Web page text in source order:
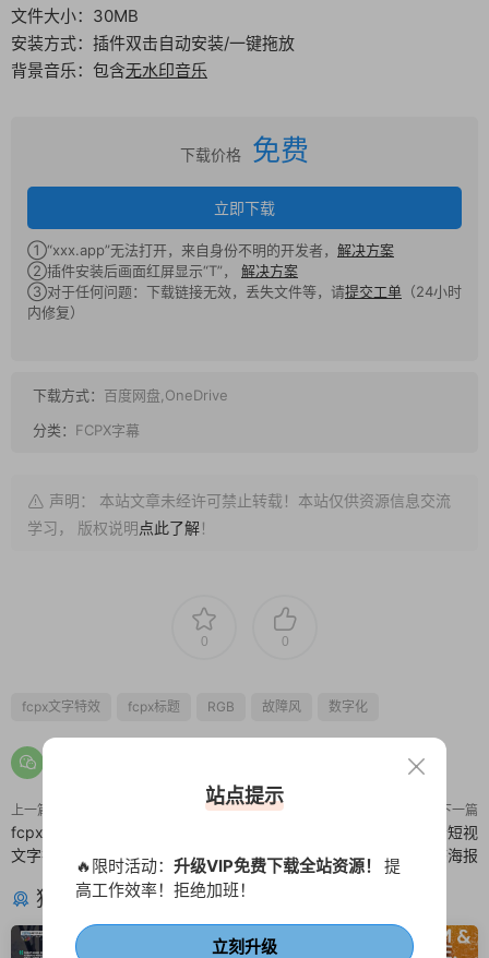
文件大小：30MB
安装方式：插件双击自动安装/一键拖放
背景音乐：包含无水印音乐
下载价格 免费
立即下载
①“xxx.app”无法打开，来自身份不明的开发者， 解决方案
②插件安装后画面红屏显示“T”， 解决方案
③对于任何问题：下载链接无效，丢失文件等，请提交工单 （24小时
内修复）
下载方式： 百度网盘,OneDrive
分类： FCPX字幕
声明： 本站文章未经许可禁止转载！本站仅供资源信息交流
学习， 版权说明点此了解！
0 0
fcpx文字特效 fcpx标题 RGB 故障风 数字化
上一篇
fcpx插件 12个简约文本动画干净
文字排版
下一篇
fcpx竖屏插件 产品介绍展示短视
频宣传推广动态海报
猜你喜欢
站点提示
🔥限时活动： 升级VIP免费下载全站资源！ 提
高工作效率！拒绝加班！
立刻升级